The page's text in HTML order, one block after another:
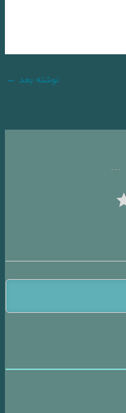
نوشته بعد ←